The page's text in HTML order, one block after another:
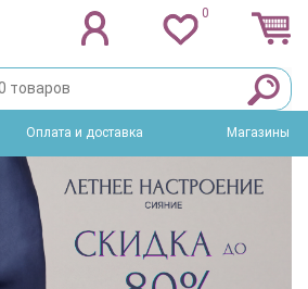
0
Оплата и доставка Магазины